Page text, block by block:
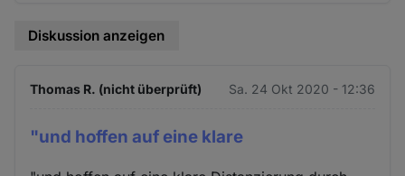
Diskussion anzeigen
Thomas R. (nicht überprüft) Sa. 24 Okt 2020 - 12:36
"und hoffen auf eine klare